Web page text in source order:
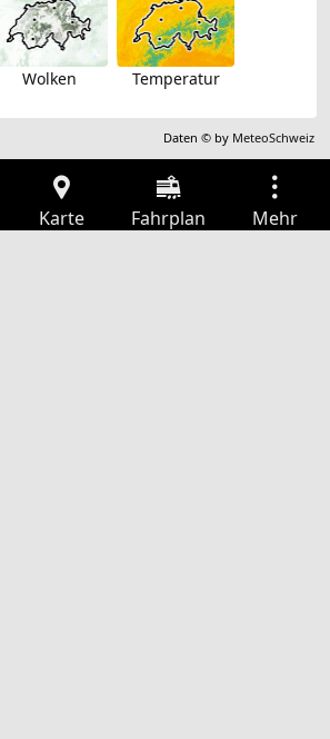
Wolken Temperatur
Daten © by MeteoSchweiz
Karte Fahrplan Mehr